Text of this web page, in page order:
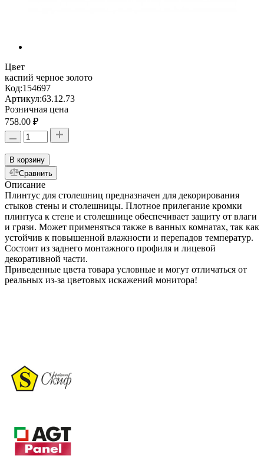
Цвет
каспий черное золото
Код:154697
Артикул:63.12.73
Розничная цена
758.00 ₽
В корзину
Сравнить
Описание
Плинтус для столешниц предназначен для декорирования
стыков стены и столешницы. Плотное прилегание кромки
плинтуса к стене и столешнице обеспечивает защиту от влаги
и грязи. Может применяться также в ванных комнатах, так как
устойчив к повышенной влажности и перепадов температур.
Состоит из заднего монтажного профиля и лицевой
декоративной части.
Приведенные цвета товара условные и могут отличаться от
реальных из-за цветовых искажений монитора!